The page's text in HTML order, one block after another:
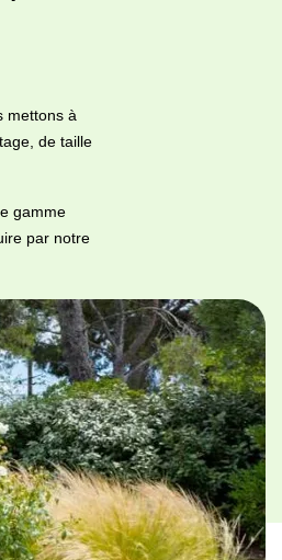
mettons à
de taille
gamme
par notre